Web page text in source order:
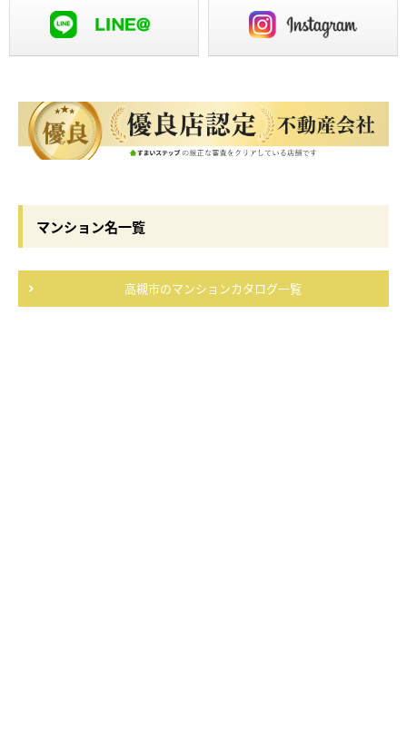
マンション名一覧
高槻市のマンションカタログ一覧